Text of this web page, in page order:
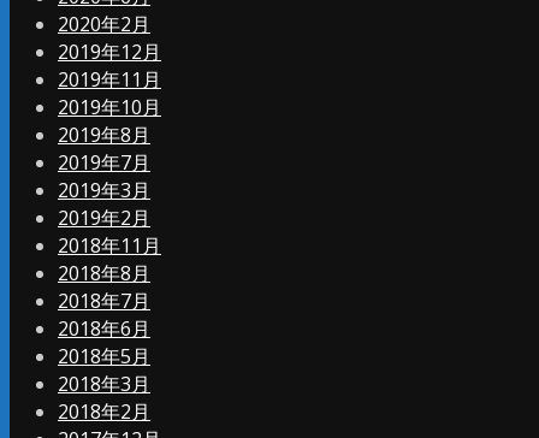
2020年2月
2019年12月
2019年11月
2019年10月
2019年8月
2019年7月
2019年3月
2019年2月
2018年11月
2018年8月
2018年7月
2018年6月
2018年5月
2018年3月
2018年2月